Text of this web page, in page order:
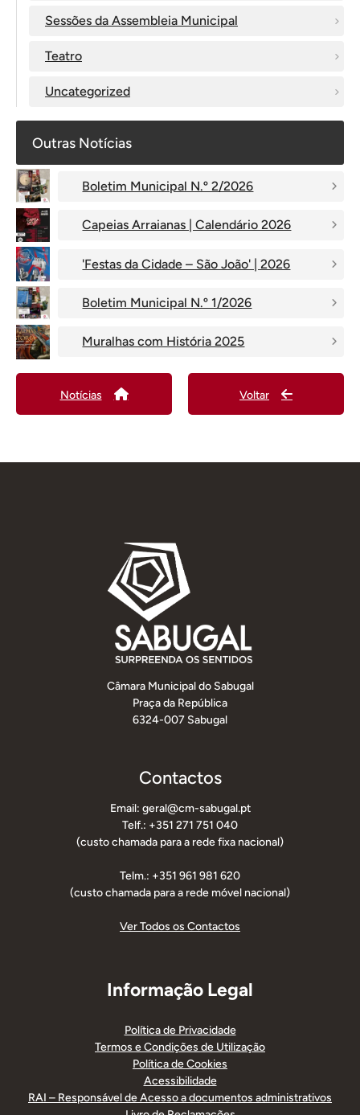
Sessões da Assembleia Municipal
Teatro
Uncategorized
Outras Notícias
Boletim Municipal N.º 2/2026
Capeias Arraianas | Calendário 2026
'Festas da Cidade – São João' | 2026
Boletim Municipal N.º 1/2026
Muralhas com História 2025
Notícias Voltar
Câmara Municipal do Sabugal
Praça da República
6324-007 Sabugal
Contactos
Email: geral@cm-sabugal.pt
Telf.: +351 271 751 040
(custo chamada para a rede fixa nacional)
Telm.: +351 961 981 620
(custo chamada para a rede móvel nacional)
Ver Todos os Contactos
Informação Legal
Política de Privacidade
Termos e Condições de Utilização
Política de Cookies
Acessibilidade
RAI – Responsável de Acesso a documentos administrativos